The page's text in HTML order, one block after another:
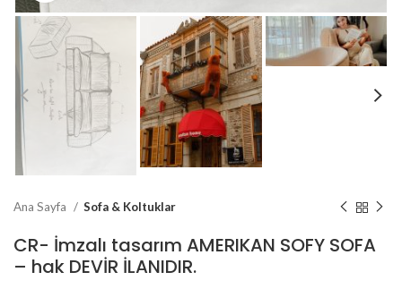
Ana Sayfa Sofa & Koltuklar
CR- İmzalı tasarım AMERIKAN SOFY SOFA
– hak DEVİR İLANIDIR.